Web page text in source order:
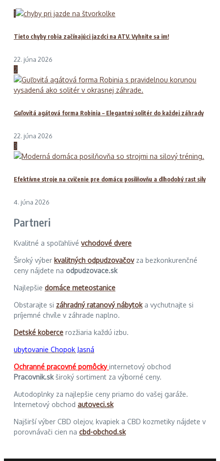
1
Tieto chyby robia začínajúci jazdci na ATV. Vyhnite sa im!
22. júna 2026
2
Guľovitá agátová forma Robinia – Elegantný solitér do každej záhrady
22. júna 2026
3
Efektívne stroje na cvičenie pre domácu posilňovňu a dlhodobý rast sily
4. júna 2026
Partneri
Kvalitné a spoľahlivé vchodové dvere
Široký výber kvalitných odpudzovačovza bezkonkurenčné
ceny nájdete na odpudzovace.sk
Najlepšie domáce meteostanice
Obstarajte si záhradný ratanový nábytoka vychutnajte si
príjemné chvíle v záhrade naplno.
Detské koberce rozžiaria každú izbu.
ubytovanie Chopok Jasná
Ochranné pracovné pomôckyinternetový obchod
Pracovnik.skširoký sortiment za výborné ceny.
Autodoplnky za najlepšie ceny priamo do vašej garáže.
Internetový obchod autoveci.sk
Najširší výber CBD olejov, kvapiek a CBD kozmetiky nájdete v
porovnávači cien na cbd-obchod.sk